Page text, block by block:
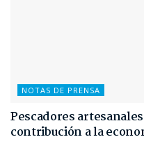
NOTAS DE PRENSA
Pescadores
contribución a la